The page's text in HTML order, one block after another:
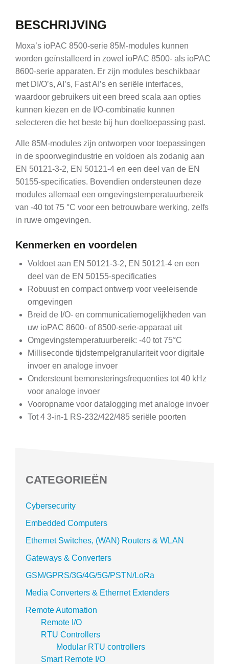
BESCHRIJVING
Moxa’s ioPAC 8500-serie 85M-modules kunnen
worden geïnstalleerd in zowel ioPAC 8500- als ioPAC
8600-serie apparaten. Er zijn modules beschikbaar
met DI/O’s, AI’s, Fast AI’s en seriële interfaces,
waardoor gebruikers uit een breed scala aan opties
kunnen kiezen en de I/O-combinatie kunnen
selecteren die het beste bij hun doeltoepassing past.
Alle 85M-modules zijn ontworpen voor toepassingen
in de spoorwegindustrie en voldoen als zodanig aan
EN 50121-3-2, EN 50121-4 en een deel van de EN
50155-specificaties. Bovendien ondersteunen deze
modules allemaal een omgevingstemperatuurbereik
van -40 tot 75 °C voor een betrouwbare werking, zelfs
in ruwe omgevingen.
Kenmerken en voordelen
Voldoet aan EN 50121-3-2, EN 50121-4 en een
deel van de EN 50155-specificaties
Robuust en compact ontwerp voor veeleisende
omgevingen
Breid de I/O- en communicatiemogelijkheden van
uw ioPAC 8600- of 8500-serie-apparaat uit
Omgevingstemperatuurbereik: -40 tot 75°C
Milliseconde tijdstempelgranulariteit voor digitale
invoer en analoge invoer
Ondersteunt bemonsteringsfrequenties tot 40 kHz
voor analoge invoer
Vooropname voor datalogging met analoge invoer
Tot 4 3-in-1 RS-232/422/485 seriële poorten
CATEGORIEËN
Cybersecurity
Embedded Computers
Ethernet Switches, (WAN) Routers & WLAN
Gateways & Converters
GSM/GPRS/3G/4G/5G/PSTN/LoRa
Media Converters & Ethernet Extenders
Remote Automation
Remote I/O
RTU Controllers
Modular RTU controllers
Smart Remote I/O